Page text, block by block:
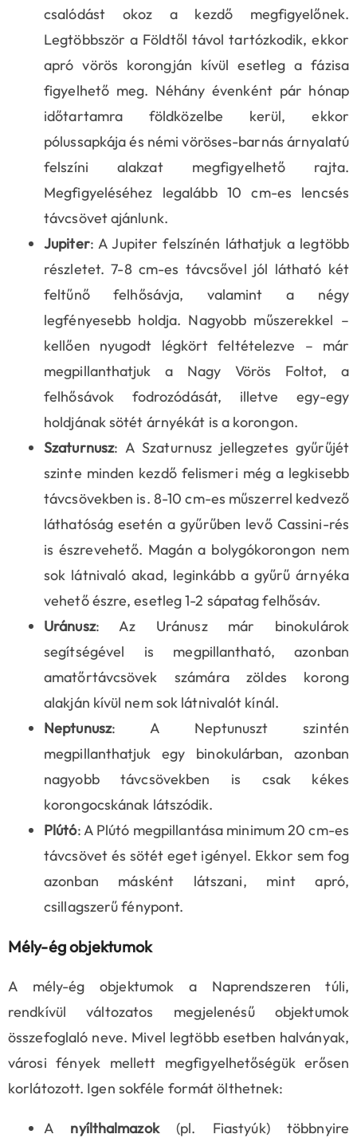
csalódást okoz a kezdő megfigyelőnek.
Legtöbbször a Földtől távol tartózkodik, ekkor
apró vörös korongján kívül esetleg a fázisa
figyelhető meg. Néhány évenként pár hónap
időtartamra földközelbe kerül, ekkor
pólussapkája és némi vöröses-barnás árnyalatú
felszíni alakzat megfigyelhető rajta.
Megfigyeléséhez legalább 10 cm-es lencsés
távcsövet ajánlunk.
Jupiter: A Jupiter felszínén láthatjuk a legtöbb
részletet. 7-8 cm-es távcsővel jól látható két
feltűnő felhősávja, valamint a négy
legfényesebb holdja. Nagyobb műszerekkel –
kellően nyugodt légkört feltételezve – már
megpillanthatjuk a Nagy Vörös Foltot, a
felhősávok fodrozódását, illetve egy-egy
holdjának sötét árnyékát is a korongon.
Szaturnusz: A Szaturnusz jellegzetes gyűrűjét
szinte minden kezdő felismeri még a legkisebb
távcsövekben is. 8-10 cm-es műszerrel kedvező
láthatóság esetén a gyűrűben levő Cassini-rés
is észrevehető. Magán a bolygókorongon nem
sok látnivaló akad, leginkább a gyűrű árnyéka
vehető észre, esetleg 1-2 sápatag felhősáv.
Uránusz: Az Uránusz már binokulárok
segítségével is megpillantható, azonban
amatőrtávcsövek számára zöldes korong
alakján kívül nem sok látnivalót kínál.
Neptunusz: A Neptunuszt szintén
megpillanthatjuk egy binokulárban, azonban
nagyobb távcsövekben is csak kékes
korongocskának látszódik.
Plútó: A Plútó megpillantása minimum 20 cm-es
távcsövet és sötét eget igényel. Ekkor sem fog
azonban másként látszani, mint apró,
csillagszerű fénypont.
Mély-ég objektumok
A mély-ég objektumok a Naprendszeren túli,
rendkívül változatos megjelenésű objektumok
összefoglaló neve. Mivel legtöbb esetben halványak,
városi fények mellett megfigyelhetőségük erősen
korlátozott. Igen sokféle formát ölthetnek:
A nyílthalmazok(pl. Fiastyúk) többnyire